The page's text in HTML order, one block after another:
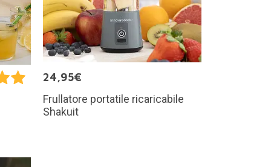
24,95€
Frullatore portatile ricaricabile
Shakuit